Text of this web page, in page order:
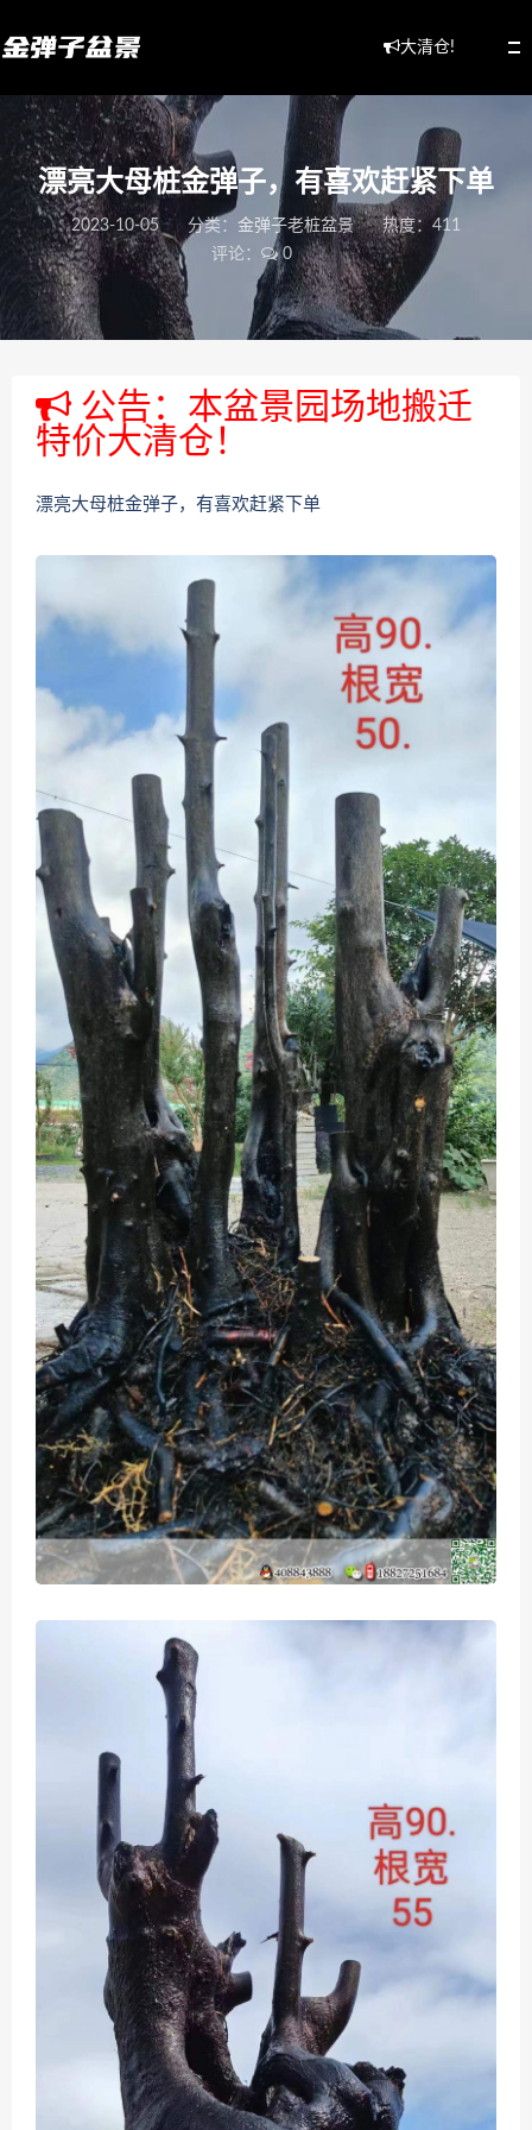
大清仓!
漂亮大母桩金弹子，有喜欢赶紧下单
2023-10-05 分类： 金弹子老桩盆景
热度：411
评论：
0
公告：本盆景园场地搬迁
特价大清仓！
漂亮大母桩金弹子，有喜欢赶紧下单